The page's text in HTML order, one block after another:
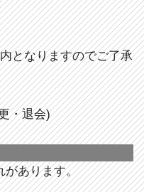
となりますのでご了承
・退会)
があります。